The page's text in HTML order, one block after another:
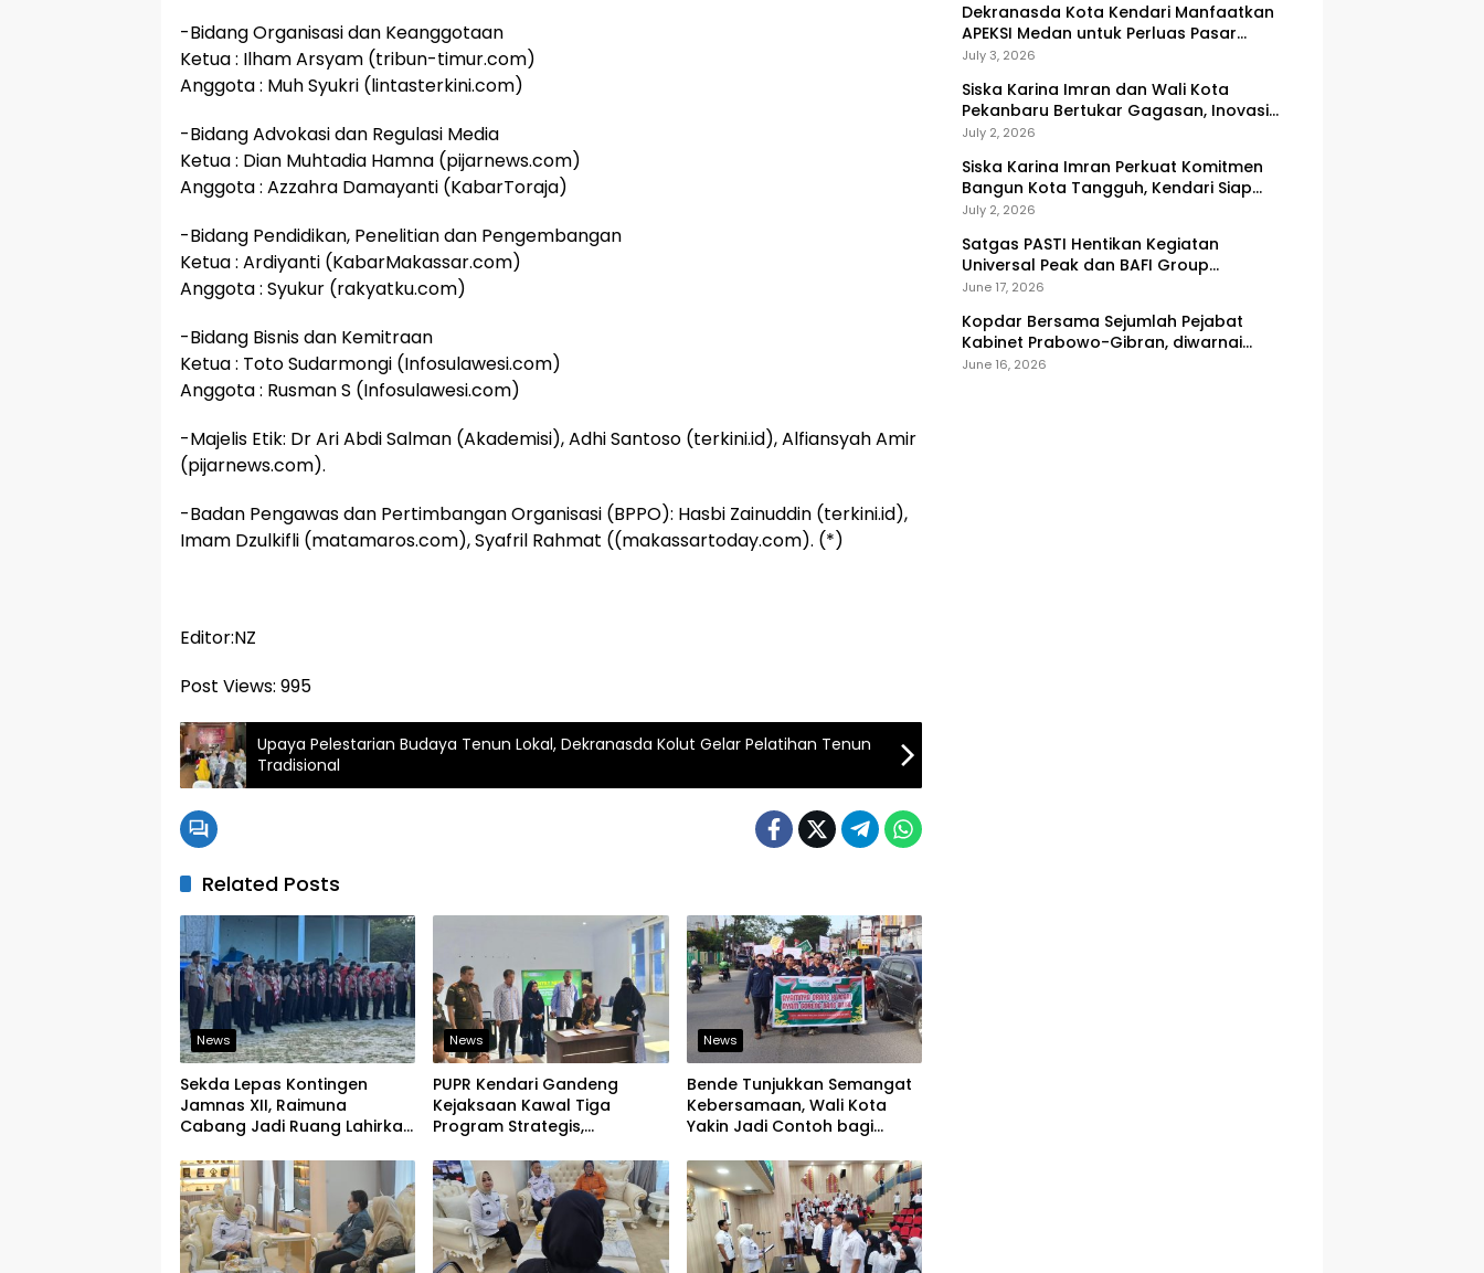
-Bidang Organisasi dan Keanggotaan
Ketua : Ilham Arsyam (tribun-timur.com)
Anggota : Muh Syukri (lintasterkini.com)
-Bidang Advokasi dan Regulasi Media
Ketua : Dian Muhtadia Hamna (pijarnews.com)
Anggota : Azzahra Damayanti (KabarToraja)
-Bidang Pendidikan, Penelitian dan Pengembangan
Ketua : Ardiyanti (KabarMakassar.com)
Anggota : Syukur (rakyatku.com)
-Bidang Bisnis dan Kemitraan
Ketua : Toto Sudarmongi (Infosulawesi.com)
Anggota : Rusman S (Infosulawesi.com)
-Majelis Etik: Dr Ari Abdi Salman (Akademisi), Adhi Santoso (terkini.id), Alfiansyah Amir
(pijarnews.com).
-Badan Pengawas dan Pertimbangan Organisasi (BPPO): Hasbi Zainuddin (terkini.id),
Imam Dzulkifli (matamaros.com), Syafril Rahmat ((makassartoday.com). (*)
Editor:NZ
Post Views: 995
Upaya Pelestarian Budaya Tenun Lokal, Dekranasda Kolut Gelar Pelatihan Tenun
Tradisional
Related Posts
News
Sekda Lepas Kontingen
Jamnas XII, Raimuna
Cabang Jadi Ruang Lahirkan
Pemimpin
News
PUPR Kendari Gandeng
Kejaksaan Kawal Tiga
Program Strategis,
Infrastruktur Berintegritas
News
Bende Tunjukkan Semangat
Kebersamaan, Wali Kota
Yakin Jadi Contoh bagi
Dekranasda Kota Kendari Manfaatkan
APEKSI Medan untuk Perluas Pasar
UMKM, Tenun Lokal Jadi Primadona
July 3, 2026
Siska Karina Imran dan Wali Kota
Pekanbaru Bertukar Gagasan, Inovasi
Peningkatan PAD Jadi Fokus Diskusi
July 2, 2026
Siska Karina Imran Perkuat Komitmen
Bangun Kota Tangguh, Kendari Siap
Hadapi Tantangan Pangan dan
July 2, 2026
Satgas PASTI Hentikan Kegiatan
Universal Peak dan BAFI Group
Indonesia
June 17, 2026
Kopdar Bersama Sejumlah Pejabat
Kabinet Prabowo-Gibran, diwarnai
Kericuhan
June 16, 2026